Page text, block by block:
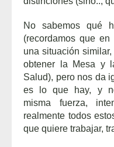
No sabemos qué
(recordamos que
una situación
obtener la Mesa y
Salud), pero nos da
es lo que hay, y
misma fuerza,
realmente todos
que quiere trabajar,